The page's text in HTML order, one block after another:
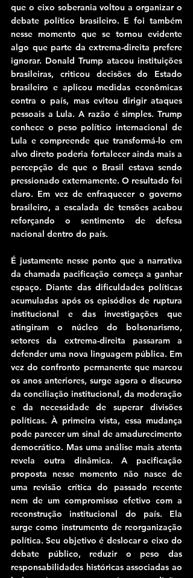
que o eixo soberania voltou a organizar o
debate político brasileiro. E foi também
nesse momento que se tornou evidente
algo que parte da extrema-direita prefere
ignorar. Donald Trump atacou instituições
brasileiras, criticou decisões do Estado
brasileiro e aplicou medidas econômicas
contra o país, mas evitou dirigir ataques
pessoais a Lula. A razão é simples. Trump
conhece o peso político internacional de
Lula e compreende que transformá-lo em
alvo direto poderia fortalecer ainda mais a
percepção de que o Brasil estava sendo
pressionado externamente. O resultado foi
claro. Em vez de enfraquecer o governo
brasileiro, a escalada de tensões acabou
reforçando o sentimento de defesa
nacional dentro do país.
É justamente nesse ponto que a narrativa
da chamada pacificação começa a ganhar
espaço. Diante das dificuldades políticas
acumuladas após os episódios de ruptura
institucional e das investigações que
atingiram o núcleo do bolsonarismo,
setores da extrema-direita passaram a
defender uma nova linguagem pública. Em
vez do confronto permanente que marcou
os anos anteriores, surge agora o discurso
da conciliação institucional, da moderação
e da necessidade de superar divisões
políticas. À primeira vista, essa mudança
pode parecer um sinal de amadurecimento
democrático. Mas uma análise mais atenta
revela outra dinâmica. A pacificação
proposta nesse momento não nasce de
uma revisão crítica do passado recente
nem de um compromisso efetivo com a
reconstrução institucional do país. Ela
surge como instrumento de reorganização
política. Seu objetivo é deslocar o eixo do
debate público, reduzir o peso das
responsabilidades históricas associadas ao